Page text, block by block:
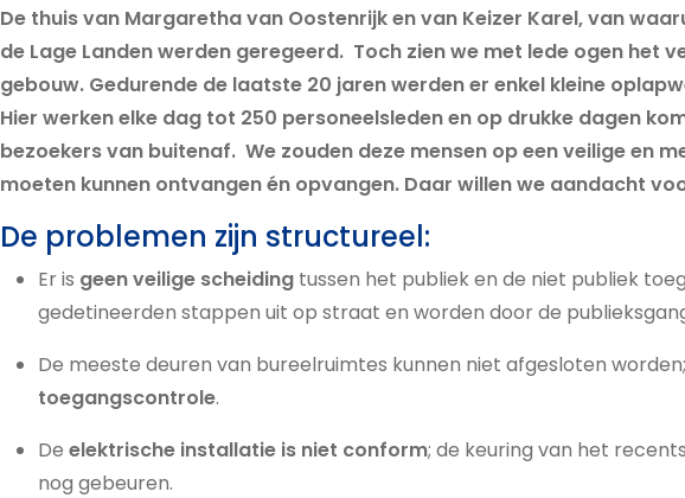
De thuis van Margaretha van Oostenrijk en van Keizer Karel, van
de Lage Landen werden geregeerd. Toch zien we met lede ogen het
gebouw. Gedurende de laatste 20 jaren werden er enkel kleine
Hier werken elke dag tot 250 personeelsleden en op drukke dagen
bezoekers van buitenaf. We zouden deze mensen op een veilige en
moeten kunnen ontvangen én opvangen. Daar willen we aandacht
De problemen zijn structureel:
Er is geen veilige scheiding tussen het publiek en de niet publiek
gedetineerden stappen uit op straat en worden door de
De meeste deuren van bureelruimtes kunnen niet afgesloten
toegangscontrole.
De elektrische installatie is niet conform; de keuring van het
nog gebeuren.